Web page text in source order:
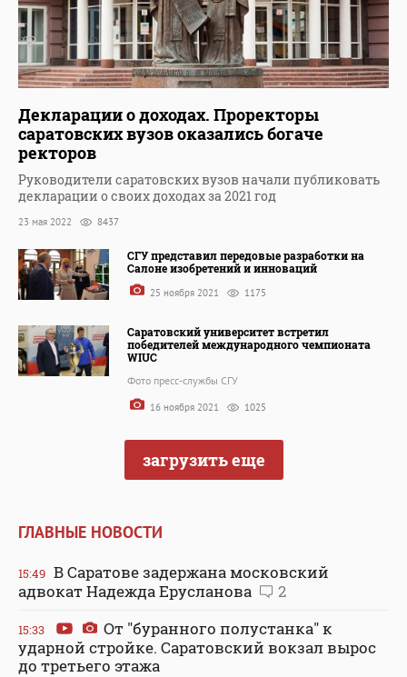
Декларации о доходах. Проректоры
саратовских вузов оказались богаче
ректоров
Руководители саратовских вузов начали публиковать
декларации о своих доходах за 2021 год
23 мая 2022 8437
СГУ представил передовые разработки на
Салоне изобретений и инноваций
25 ноября 2021 1175
Саратовский университет встретил
победителей международного чемпионата
WIUC
Фото пресс-службы СГУ
16 ноября 2021 1025
загрузить еще
ГЛАВНЫЕ НОВОСТИ
15:49 В Саратове задержана московский
адвокат Надежда Ерусланова
2
15:33
От "буранного полустанка" к
ударной стройке. Саратовский вокзал вырос
до третьего этажа